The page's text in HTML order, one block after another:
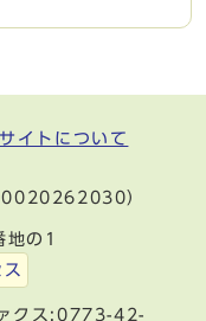
イトについて
）
の1
クス:0773-42-